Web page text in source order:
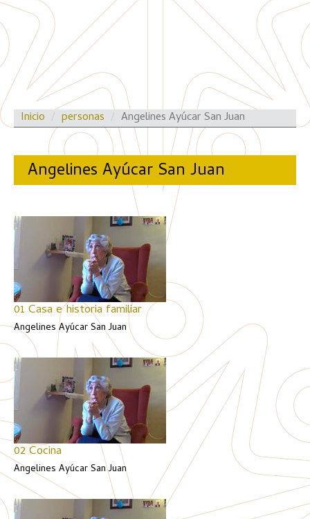
Inicio personas Angelines Ayúcar San Juan
Angelines Ayúcar San Juan
01 Casa e historia familiar
Angelines Ayúcar San Juan
02 Cocina
Angelines Ayúcar San Juan